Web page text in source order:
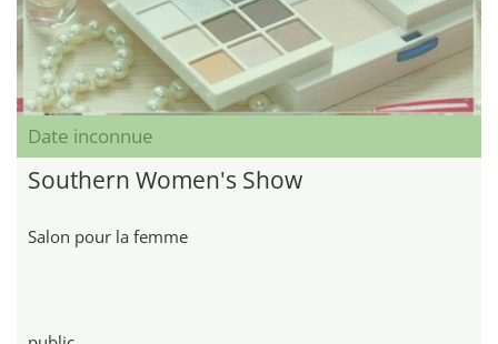
Date inconnue
Southern Women's Show
Salon pour la femme